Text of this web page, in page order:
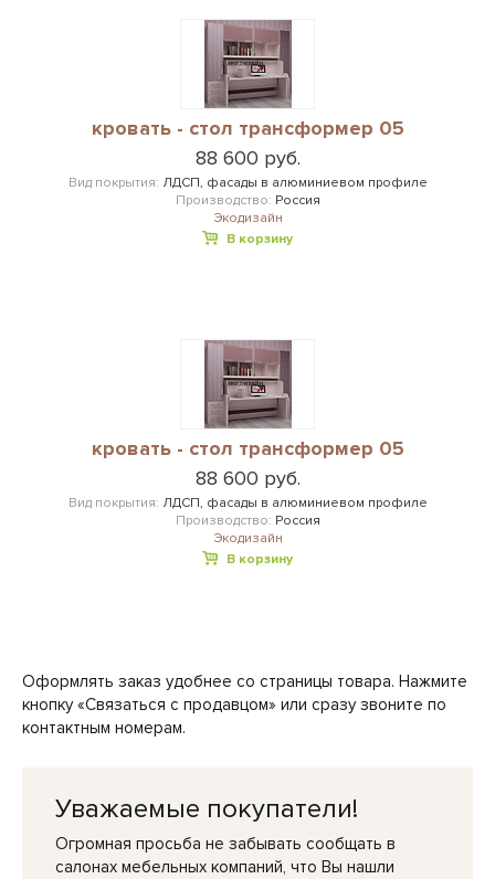
кровать - стол трансформер 05
88 600 руб.
Вид покрытия: ЛДСП, фасады в алюминиевом профиле
Производство: Россия
Экодизайн
В корзину
кровать - стол трансформер 05
88 600 руб.
Вид покрытия: ЛДСП, фасады в алюминиевом профиле
Производство: Россия
Экодизайн
В корзину
Оформлять заказ удобнее со страницы товара. Нажмите
кнопку «Связаться с продавцом» или сразу звоните по
контактным номерам.
Уважаемые покупатели!
Огромная просьба не забывать сообщать в
салонах мебельных компаний, что Вы нашли